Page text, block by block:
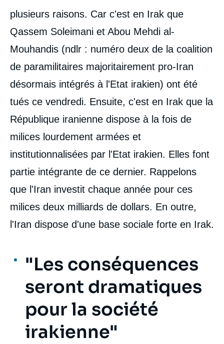
plusieurs raisons. Car c'est en Irak que
Qassem Soleimani et Abou Mehdi al-
Mouhandis (ndlr : numéro deux de la coalition
de paramilitaires majoritairement pro-Iran
désormais intégrés à l'Etat irakien) ont été
tués ce vendredi. Ensuite, c'est en Irak que la
République iranienne dispose à la fois de
milices lourdement armées et
institutionnalisées par l'Etat irakien. Elles font
partie intégrante de ce dernier. Rappelons
que l'Iran investit chaque année pour ces
milices deux milliards de dollars. En outre,
l'Iran dispose d'une base sociale forte en Irak.
"Les conséquences
seront dramatiques
pour la société
irakienne"